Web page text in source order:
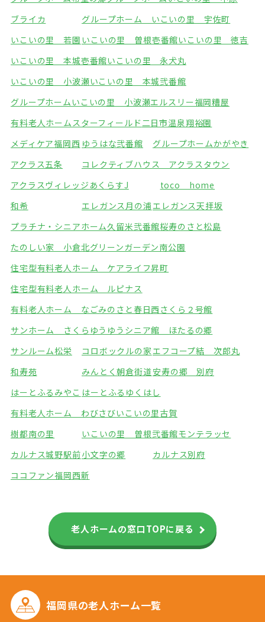
ブライカ
グループホーム いこいの里 宇佐町
いこいの里 若園 いこいの里 曽根壱番館いこいの里 徳吉
いこいの里 本城壱番館いこいの里 永犬丸
いこいの里 小波瀬いこいの里 本城弐番館
グループホームいこいの里 小波瀬エルスリー福岡糟屋
有料老人ホームスターフィールド 二日市温泉翔裕園
メディケア福岡西 ゆうはな弐番館
グループホームかがやき
アクラス五条
コレクティブハウス アクラスタウン
アクラスヴィレッジ あくらすJ
toco home
和希
エレガンス月の浦エレガンス天拝坂
プラチナ・シニアホーム久留米弐番館桜寿のさと松島
たのしい家 小倉北グリーンガーデン南公園
住宅型有料老人ホーム ケアライフ昇町
住宅型有料老人ホーム ルピナス
有料老人ホーム なごみのさと春日西さくら２号館
サンホーム さくら ゆうゆうシニア館 ほたるの郷
サンルーム松栄
コロボックルの家エフコープ結 次郎丸
和寿苑
みんとく朝倉街道安寿の郷 別府
はーとふるみやこ はーとふるゆくはし
有料老人ホーム わびさびいこいの里古賀
樹都南の里
いこいの里 曽根弐番館モンテラッセ
カルナス城野駅前小文字の郷
カルナス別府
ココファン福岡西新
老人ホームの窓口TOPに戻る
福岡県の老人ホーム一覧